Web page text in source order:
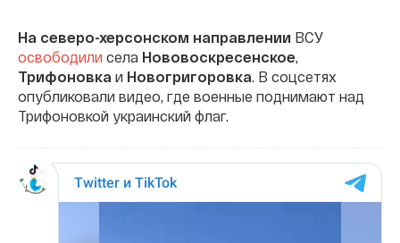
На северо-херсонском направлении ВСУ
освободили села Нововоскресенское
Трифоновка и Новогригоровка . В соцсетях
опубликовали видео, где военные поднимают над
Трифоновкой украинский флаг.